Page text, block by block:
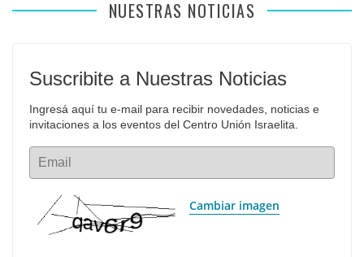
NUESTRAS NOTICIAS
Suscribite a Nuestras Noticias
Ingresá aquí tu e-mail para recibir novedades, noticias e
invitaciones a los eventos del Centro Unión Israelita.
Email
Cambiar imagen